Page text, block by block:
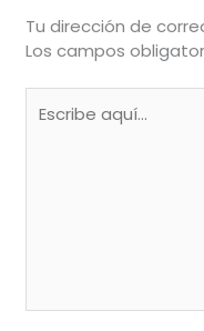
Tu dirección de
Los campos
aquí...